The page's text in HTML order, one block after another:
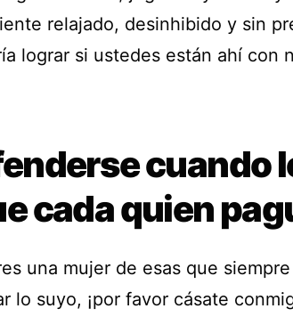
relajado, desinhibido y sin
lograr si ustedes están ahí con
cuando
cada quien
una mujer de esas que
lo suyo, ¡por favor cásate